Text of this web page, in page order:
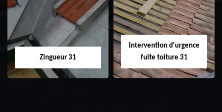
31
toiture 31
Zingueur 31
Intervention d'urgence
fuite toiture 31